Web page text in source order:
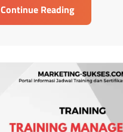
Continue ReadingTRAINING
MANAJEMEN